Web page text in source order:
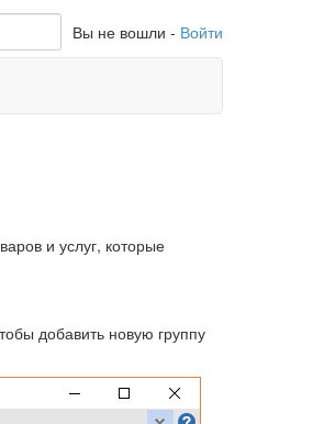
Вы не вошли - Войти
и услуг, которые
добавить новую группу